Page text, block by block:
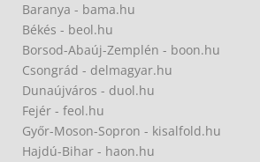
Baranya - bama.hu
Békés - beol.hu
Borsod-Abaúj-Zemplén - boon.hu
Csongrád - delmagyar.hu
Dunaújváros - duol.hu
Fejér - feol.hu
Győr-Moson-Sopron - kisalfold.hu
Hajdú-Bihar - haon.hu